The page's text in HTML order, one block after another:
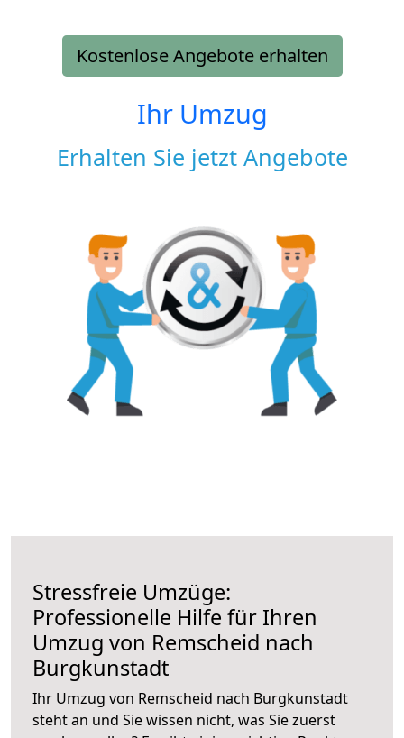
Kostenlose Angebote erhalten
Ihr Umzug
Erhalten Sie jetzt Angebote
Stressfreie Umzüge:
Professionelle Hilfe für Ihren
Umzug von Remscheid nach
Burgkunstadt
Ihr Umzug von Remscheid nach Burgkunstadt
steht an und Sie wissen nicht, was Sie zuerst